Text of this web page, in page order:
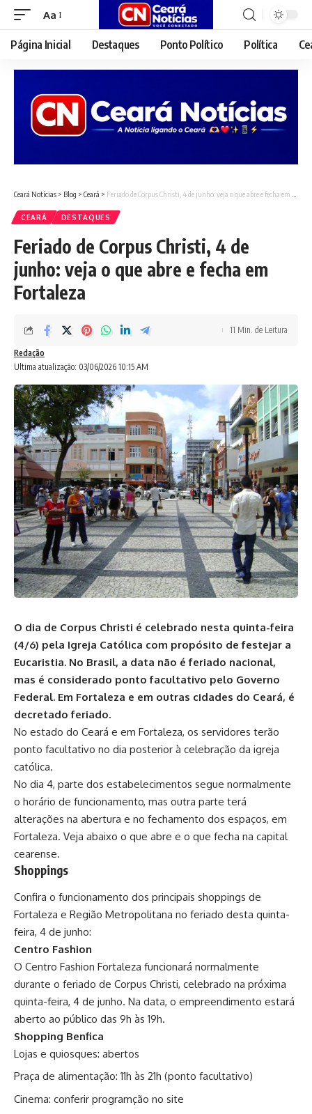
Font
Resizer
Aa
Página Inicial Destaques Ponto Político Política
Ceará Notícias > Blog > Ceará > Feriado de Corpus Christi, 4 de junho: veja o que abre e fecha em Fortaleza
CEARÁ DESTAQUES
Feriado de Corpus Christi, 4 de
junho: veja o que abre e fecha em
Fortaleza
Ultima atualização: 03/06/2026 10:15 AM
Redação
11 Min. de Leitura
O dia de Corpus Christi é celebrado nesta quinta-feira
(4/6) pela Igreja Católica com propósito de festejar a
Eucaristia. No Brasil, a data não é feriado nacional,
mas é considerado ponto facultativo pelo Governo
Federal. Em Fortaleza e em outras cidades do Ceará, é
decretado feriado.
No estado do Ceará e em Fortaleza, os servidores terão
ponto facultativo no dia posterior à celebração da igreja
católica.
No dia 4, parte dos estabelecimentos segue normalmente
o horário de funcionamento, mas outra parte terá
alterações na abertura e no fechamento dos espaços, em
Fortaleza. Veja abaixo o que abre e o que fecha na capital
cearense.
Shoppings
Confira o funcionamento dos principais shoppings de
Fortaleza e Região Metropolitana no feriado desta quinta-
feira, 4 de junho:
Centro Fashion
O Centro Fashion Fortaleza funcionará normalmente
durante o feriado de Corpus Christi, celebrado na próxima
quinta-feira, 4 de junho. Na data, o empreendimento estará
aberto ao público das 9h às 19h.
Shopping Benfica
Lojas e quiosques: abertos
Praça de alimentação: 11h às 21h (ponto facultativo)
Cinema: conferir programção no site